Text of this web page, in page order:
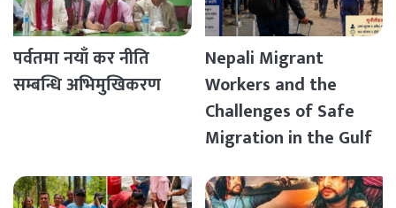
पर्वतमा नयाँ कर नीति
सम्बन्धि अभिमुखिकरण
Nepali Migrant
Workers and the
Challenges of Safe
Migration in the Gulf